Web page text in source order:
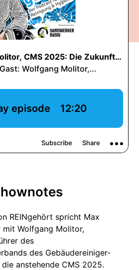
REINgehört spricht Max
mit Wolfgang Molitor,
des
des Gebäudereiniger-
anstehende CMS 2025.